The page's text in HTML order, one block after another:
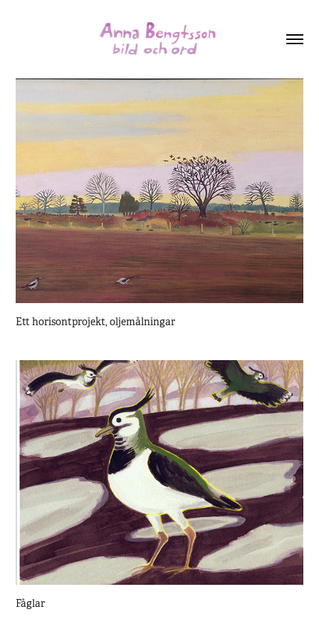
Ett horisontprojekt, oljemålningar
Fåglar